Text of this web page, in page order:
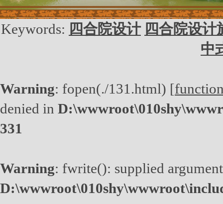
Keywords: 四合院设计 四合院设计
中
Warning: fopen(./131.html) [
denied in
331
Warning: fwrite(): supplied